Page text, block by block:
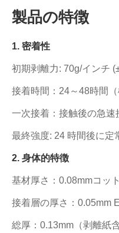
製品の特徴
1. 密着性
初期剥離力: 70g/インチ
接着時間：24～48時間（
一次接着：接触後の急速
最終強度: 24 時間後に定
2. 身体的特徴
基材厚さ：0.08mmコッ
接着層の厚さ：0.05mm
総厚：0.13mm（剥離紙含